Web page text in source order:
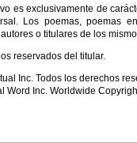
es exclusivamente de
Los poemas, poemas
o titulares de los
reservados del titular.
Inc. Todos los derechos
Word Inc. Worldwide